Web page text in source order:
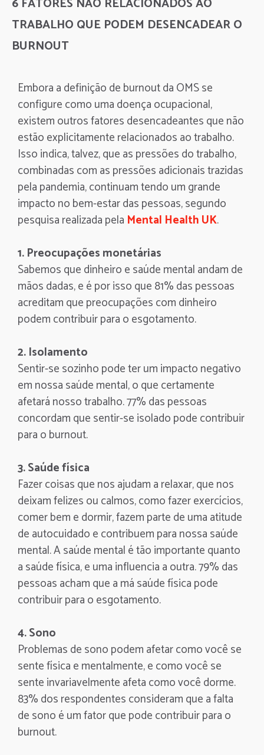
TRABALHO QUE PODEM DESENCADEAR O
BURNOUT
Embora a definição de burnout da OMS se
configure como uma doença ocupacional,
existem outros fatores desencadeantes que não
estão explicitamente relacionados ao trabalho.
Isso indica, talvez, que as pressões do trabalho,
combinadas com as pressões adicionais trazidas
pela pandemia, continuam tendo um grande
impacto no bem-estar das pessoas, segundo
pesquisa realizada pela Mental Health UK.
1. Preocupações monetárias
Sabemos que dinheiro e saúde mental andam de
mãos dadas, e é por isso que 81% das pessoas
acreditam que preocupações com dinheiro
podem contribuir para o esgotamento.
2. Isolamento
Sentir-se sozinho pode ter um impacto negativo
em nossa saúde mental, o que certamente
afetará nosso trabalho. 77% das pessoas
concordam que sentir-se isolado pode contribuir
para o burnout.
3. Saúde física
Fazer coisas que nos ajudam a relaxar, que nos
deixam felizes ou calmos, como fazer exercícios,
comer bem e dormir, fazem parte de uma atitude
de autocuidado e contribuem para nossa saúde
mental. A saúde mental é tão importante quanto
a saúde física, e uma influencia a outra. 79% das
pessoas acham que a má saúde física pode
contribuir para o esgotamento.
4. Sono
Problemas de sono podem afetar como você se
sente física e mentalmente, e como você se
sente invariavelmente afeta como você dorme.
83% dos respondentes consideram que a falta
de sono é um fator que pode contribuir para o
burnout.